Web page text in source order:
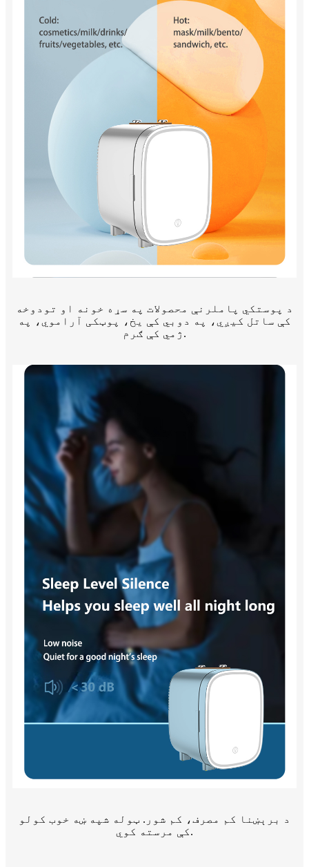
د پوستکي پاملرنې محصولات په سړه خونه او تودوخه
کې ساتل کیږي، په دوبي کې یخ، پوټکی آراموي، په
ژمي کې ګرم.
د برېښنا کم مصرف، کم شور. ټوله شپه ښه خوب کولو
کې مرسته کوي.